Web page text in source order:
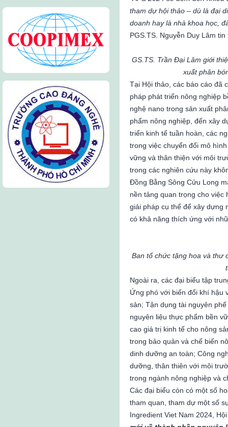
tham dự hội thảo – dù là đại
doanh hay là nhà khoa học,
PGS.TS. Nguyễn Duy Lâm
GS.TS. Trần Đại Lâm giới
xuất phân
Tại Hội thảo, các báo cáo đã
pháp phát triển nông nghiệp
nghệ nano trong sản xuất
phẩm nông nghiệp, đến xây
triển kinh tế tuần hoàn, các
trong việc chuyển đổi mô
vững và thân thiện với môi
trong các nghiên cứu này
Đồng Bằng Sông Cửu Long
nền tảng quan trọng cho việc
giải pháp cụ thể để xây dựng
có khả năng thích ứng với
Ban tổ chức tặng hoa và thư
Ngoài ra, các đại biểu tập
Ứng phó với biến đổi khí hậu
sản; Tận dụng tài nguyên
nguyên liệu thực phẩm bền
cao giá trị kinh tế cho nông
trong bảo quản và chế biến
dinh dưỡng an toàn; Công
dưỡng, thân thiên với môi
trong ngành nông nghiệp và
Các đại biểu còn có một số
tham quan, tham dự một số
Ingredient Viet Nam 2024,